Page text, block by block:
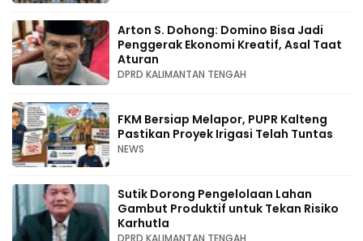
Arton S. Dohong: Domino Bisa Jadi
Penggerak Ekonomi Kreatif, Asal Taat
Aturan
DPRD KALIMANTAN TENGAH
FKM Bersiap Melapor, PUPR Kalteng
Pastikan Proyek Irigasi Telah Tuntas
NEWS
Sutik Dorong Pengelolaan Lahan
Gambut Produktif untuk Tekan Risiko
Karhutla
DPRD KALIMANTAN TENGAH